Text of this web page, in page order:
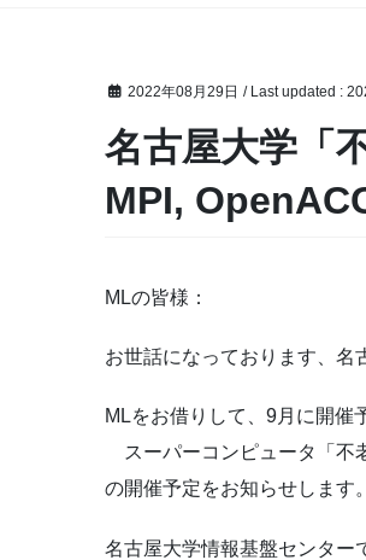
2022年08月29日 / Last updated :
名古屋大学「
MPI,
MLの皆様：
お世話になっております、名
MLをお借りして、9月に開催
スーパーコンピュータ「不
の開催予定をお知らせします。
名古屋大学情報基盤センター